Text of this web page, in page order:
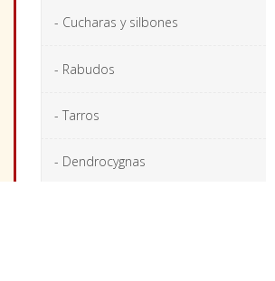
- Cucharas y silbones
- Rabudos
- Tarros
- Dendrocygnas